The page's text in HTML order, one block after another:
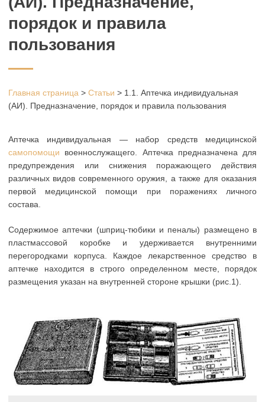
порядок и правила
пользования
Главная страница > Статьи > 1.1. Аптечка индивидуальная
(АИ). Предназначение, порядок и правила пользования
Аптечка индивидуальная — набор средств медицинской
самопомощи военнослужащего. Аптечка предназначена для
предупреждения или снижения поражающего действия
различных видов современного оружия, а также для оказания
первой медицинской помощи при поражениях личного
состава.
Содержимое аптечки (шприц-тюбики и пеналы) размещено в
пластмассовой коробке и удерживается внутренними
перегородками корпуса. Каждое лекарственное средство в
аптечке находится в строго определенном месте, порядок
размещения указан на внутренней стороне крышки (рис.1).